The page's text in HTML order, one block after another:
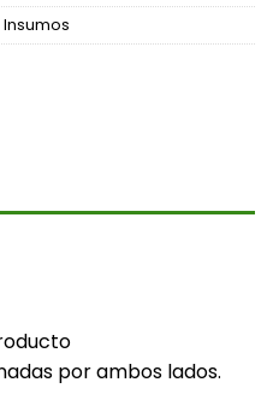
Insumos
por ambos lados.